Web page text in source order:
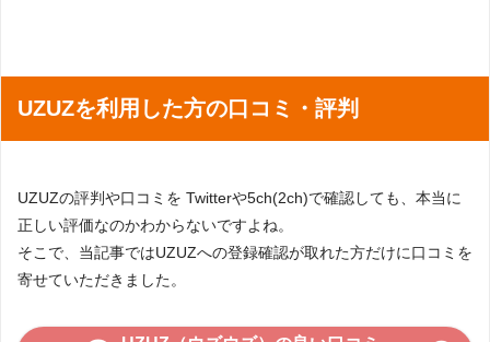
UZUZを利用した方の口コミ・評判
UZUZの評判や口コミを Twitterや5ch(2ch)で確認しても、本当に
正しい評価なのかわからないですよね。
そこで、当記事ではUZUZへの登録確認が取れた方だけに口コミを
寄せていただきました。